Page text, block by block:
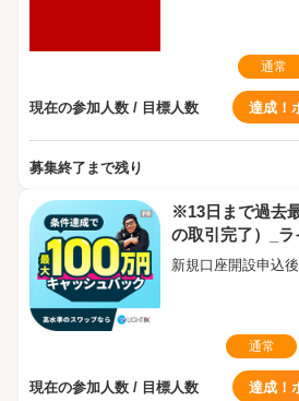
通常
現在の参加人数 / 目標人数 達成！
募集終了まで残り
※13日まで過去
の取引完了）_ラ
通常
現在の参加人数 / 目標人数 達成！